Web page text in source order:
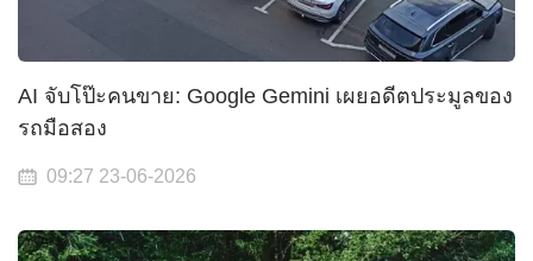
AI จับโป๊ะคนขาย: Google Gemini เผยอดีตประมูลของ
รถมือสอง
09:27 23-06-2026